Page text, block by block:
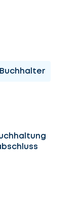
Buchhalter